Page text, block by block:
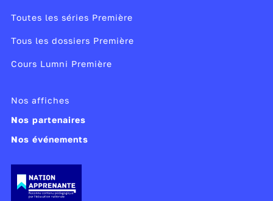
Toutes les séries Première
Tous les dossiers Première
Cours Lumni Première
Nos affiches
Nos partenaires
Nos événements